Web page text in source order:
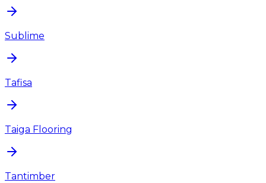
Sublime
Tafisa
Taiga Flooring
Tantimber